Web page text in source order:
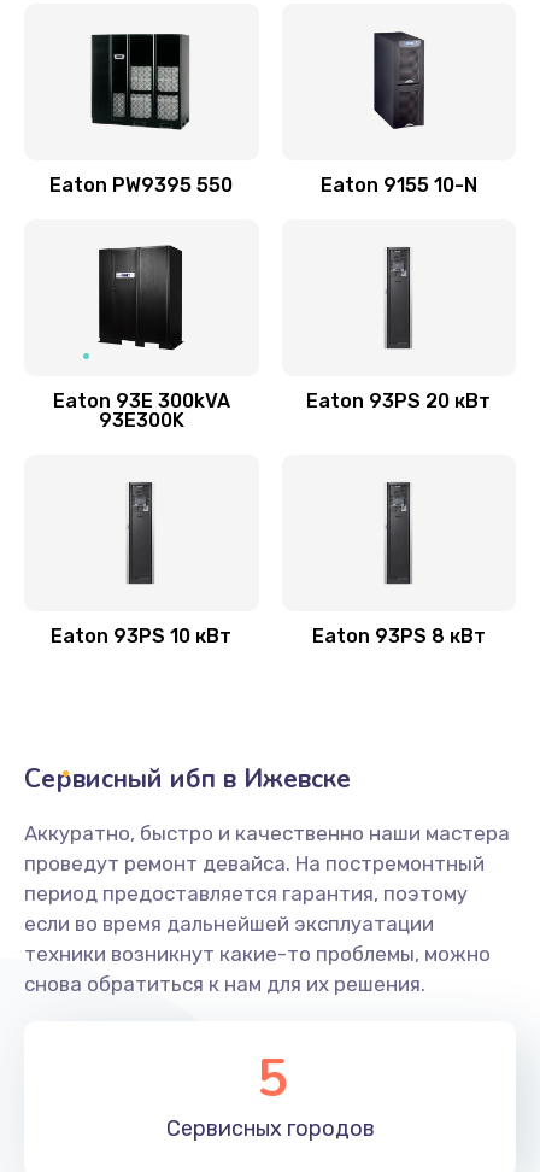
Eaton PW9395 550 Eaton 9155 10-N
Eaton 93E 300kVA
93E300K
Eaton 93PS 20 кВт
Eaton 93PS 10 кВт Eaton 93PS 8 кВт
Сервисный ибп в Ижевске
Аккуратно, быстро и качественно наши мастера
проведут ремонт девайса. На постремонтный
период предоставляется гарантия, поэтому
если во время дальнейшей эксплуатации
техники возникнут какие-то проблемы, можно
снова обратиться к нам для их решения.
5
Сервисных городов